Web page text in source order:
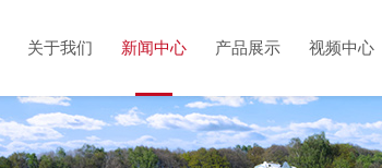
关于我们 新闻中心 产品展示 视频中心